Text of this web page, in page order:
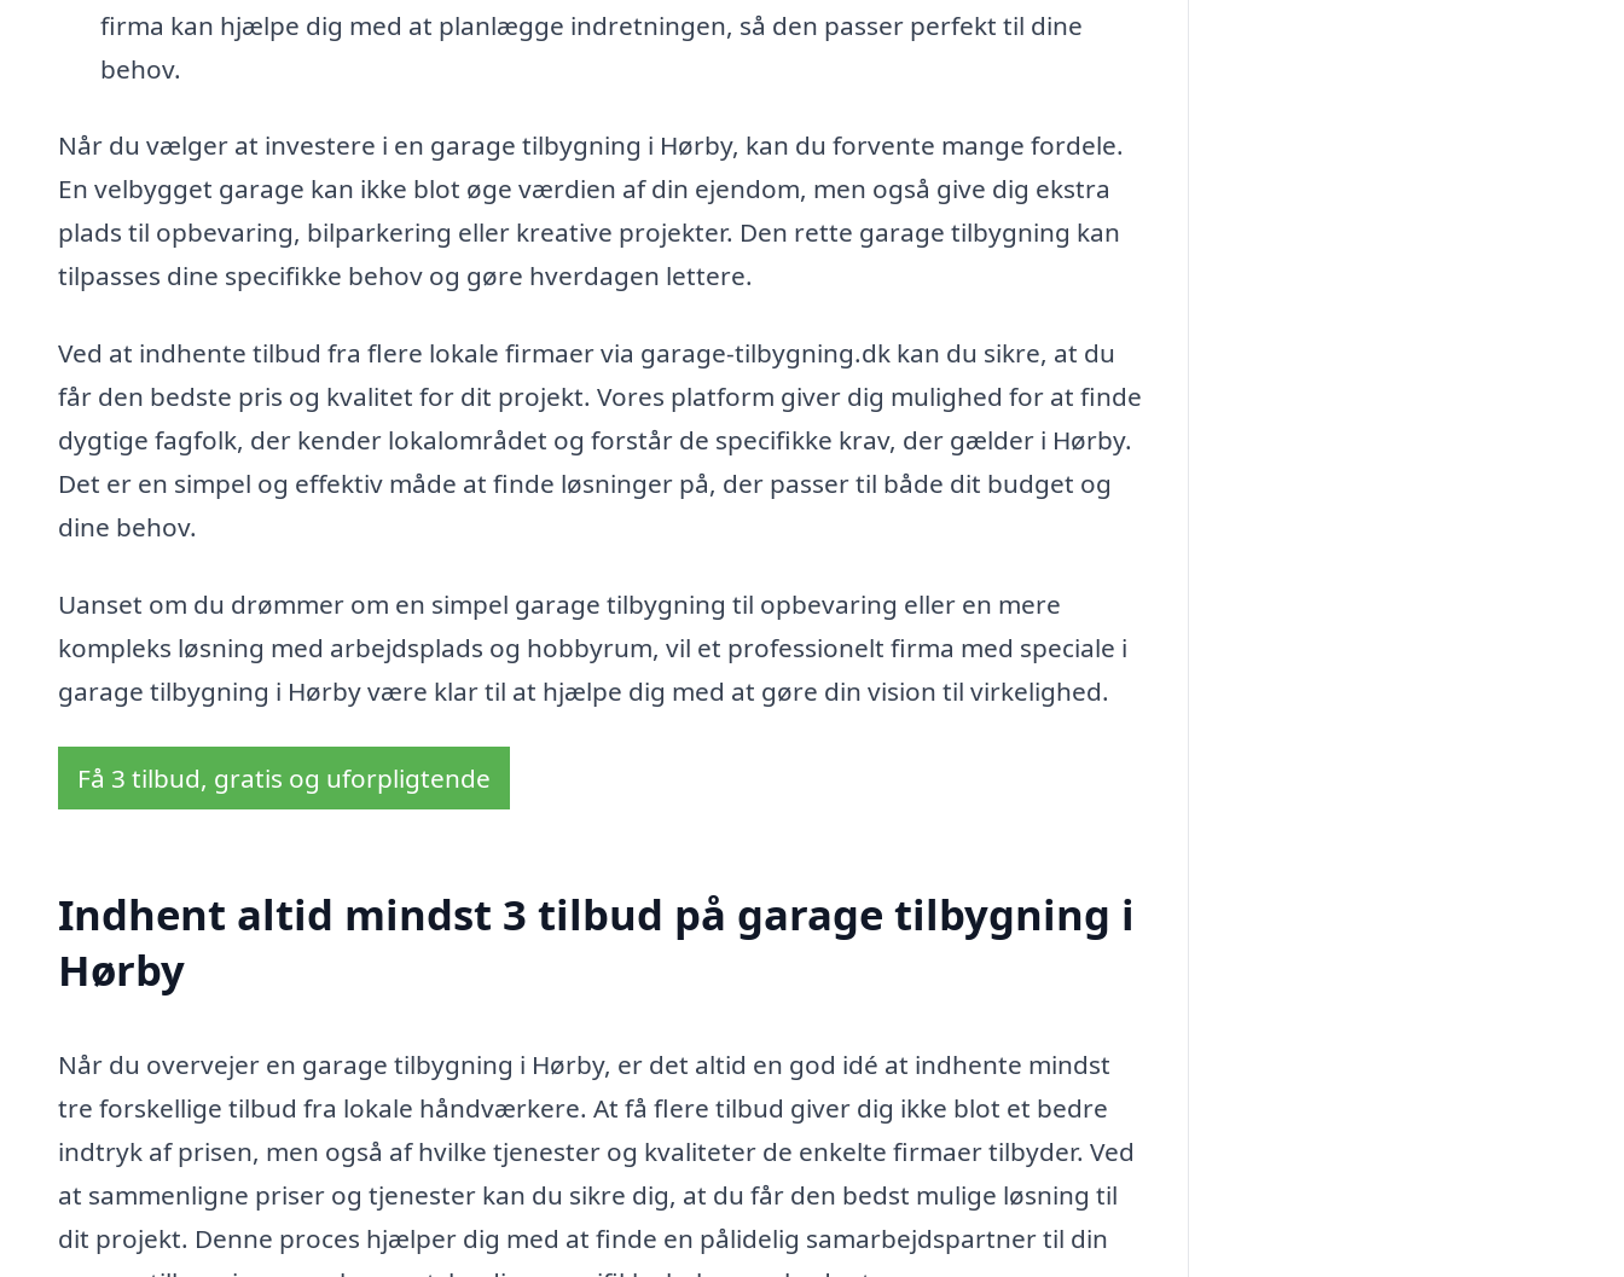
firma kan hjælpe dig med at planlægge indretningen, så den passer perfekt til dine
behov.
Når du vælger at investere i en garage tilbygning i Hørby, kan du forvente mange fordele.
En velbygget garage kan ikke blot øge værdien af din ejendom, men også give dig ekstra
plads til opbevaring, bilparkering eller kreative projekter. Den rette garage tilbygning kan
tilpasses dine specifikke behov og gøre hverdagen lettere.
Ved at indhente tilbud fra flere lokale firmaer via garage-tilbygning.dk kan du sikre, at du
får den bedste pris og kvalitet for dit projekt. Vores platform giver dig mulighed for at finde
dygtige fagfolk, der kender lokalområdet og forstår de specifikke krav, der gælder i Hørby.
Det er en simpel og effektiv måde at finde løsninger på, der passer til både dit budget og
dine behov.
Uanset om du drømmer om en simpel garage tilbygning til opbevaring eller en mere
kompleks løsning med arbejdsplads og hobbyrum, vil et professionelt firma med speciale i
garage tilbygning i Hørby være klar til at hjælpe dig med at gøre din vision til virkelighed.
Få 3 tilbud, gratis og uforpligtende
Indhent altid mindst 3 tilbud på garage tilbygning i
Hørby
Når du overvejer en garage tilbygning i Hørby, er det altid en god idé at indhente mindst
tre forskellige tilbud fra lokale håndværkere. At få flere tilbud giver dig ikke blot et bedre
indtryk af prisen, men også af hvilke tjenester og kvaliteter de enkelte firmaer tilbyder. Ved
at sammenligne priser og tjenester kan du sikre dig, at du får den bedst mulige løsning til
dit projekt. Denne proces hjælper dig med at finde en pålidelig samarbejdspartner til din